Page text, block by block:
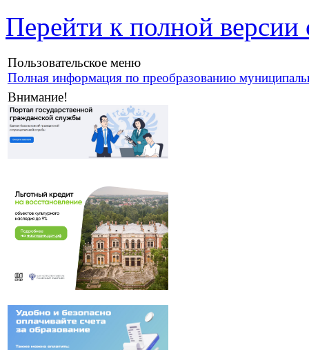
Перейти к полной версии
Пользовательское меню
Полная информация по преобразованию
Внимание!